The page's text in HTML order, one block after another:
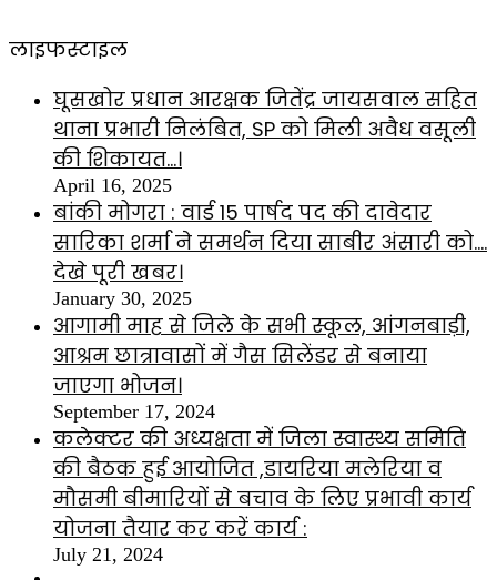
लाइफस्टाइल
घूसखोर प्रधान आरक्षक जितेंद्र जायसवाल सहित
थाना प्रभारी निलंबित, SP को मिली अवैध वसूली
की शिकायत…।
April 16, 2025
बांकी मोगरा : वार्ड 15 पार्षद पद की दावेदार
सारिका शर्मा ने समर्थन दिया साबीर अंसारी को….
देखे पूरी खबर।
January 30, 2025
आगामी माह से जिले के सभी स्कूल, आंगनबाड़ी,
आश्रम छात्रावासों में गैस सिलेंडर से बनाया
जाएगा भोजन।
September 17, 2024
कलेक्टर की अध्यक्षता में जिला स्वास्थ्य समिति
की बैठक हुई आयोजित ,डायरिया मलेरिया व
मौसमी बीमारियों से बचाव के लिए प्रभावी कार्य
योजना तैयार कर करें कार्य :
July 21, 2024